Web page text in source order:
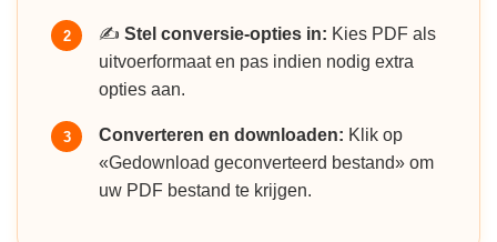
2 ✍️ Stel conversie-opties in: Kies PDF als
uitvoerformaat en pas indien nodig extra
opties aan.
3 Converteren en downloaden: Klik op
«Gedownload geconverteerd bestand» om
uw PDF bestand te krijgen.